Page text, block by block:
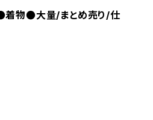
物●大量/まとめ売り/仕